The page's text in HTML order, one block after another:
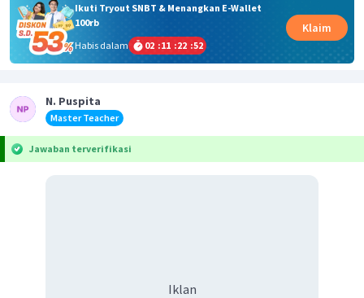
Ikuti Tryout SNBT & Menangkan E-Wallet
100rb
Habis dalam
02 :11 :22 :52
Klaim
N. Puspita
Master Teacher
Jawaban terverifikasi
Iklan